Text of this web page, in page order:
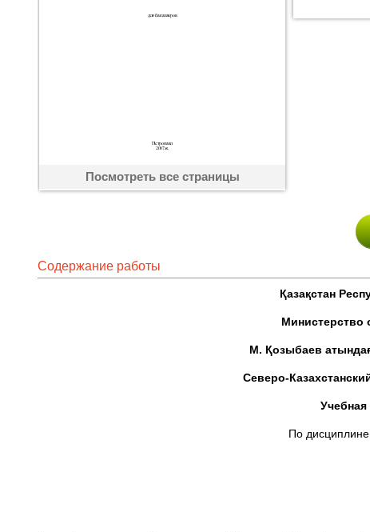
Посмотреть все страницы
Содержание работы
Қазақстан
Министерство
М. Қозыбаев
Северо-
По